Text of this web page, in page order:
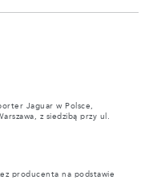
Jaguar w Polsce,
z siedzibą przy ul.
producenta na podstawie